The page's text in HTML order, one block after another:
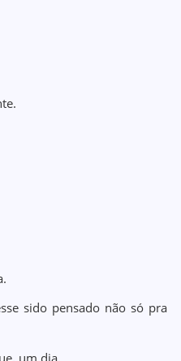
sido pensado não só pra
um dia,